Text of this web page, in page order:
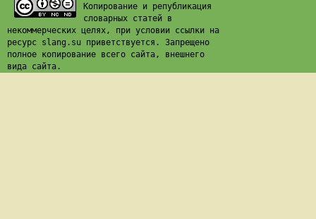
Копирование и републикация
словарных статей в
некоммерческих целях, при условии ссылки на
ресурс slang.su приветствуется. Запрещено
полное копирование всего сайта, внешнего
вида сайта.